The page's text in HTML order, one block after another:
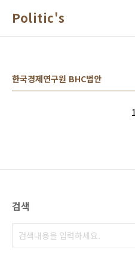
Politic's
한국경제연구원 BHC법안
1
검색